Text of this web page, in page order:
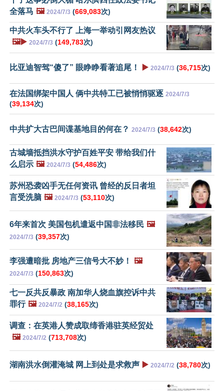
全落马 🖼️ 2024/7/3 (669,083次)
中共火车头不行了 上海一举动引网友热议
🖼️▶️ 2024/7/3 (149,783次)
比亚迪智驾“傻了” 眼睁睁看著追尾！ ▶️ 2024/7/3 (36,715次)
在法国绑架中国人 俩中共特工已被悄悄驱逐 2024/7/3
(39,134次)
中共扩大古巴间谍基地目的何在？ 2024/7/3 (38,642次)
古城墙抵挡洪水守护百姓平安 带给我们什
么启示 🖼️ 2024/7/3 (54,486次)
苏州恐袭凶手无任何资讯 曾经的反日者坦
言受洗脑 🖼️ 2024/7/3 (53,110次)
6年来首次 美国包机遣返中国非法移民 🖼️
2024/7/3 (39,357次)
李强遭暗批 房地产三信号大不妙！ 🖼️
2024/7/3 (150,863次)
七一反共反暴政 南加华人烧血旗控诉中共
罪行 🖼️ 2024/7/2 (38,165次)
调查：在英港人赞成取缔香港驻英经贸处
🖼️ 2024/7/2 (713,708次)
湖南洪水倒灌淹城 网上到处是求救声 ▶️ 2024/7/2 (38,780次)